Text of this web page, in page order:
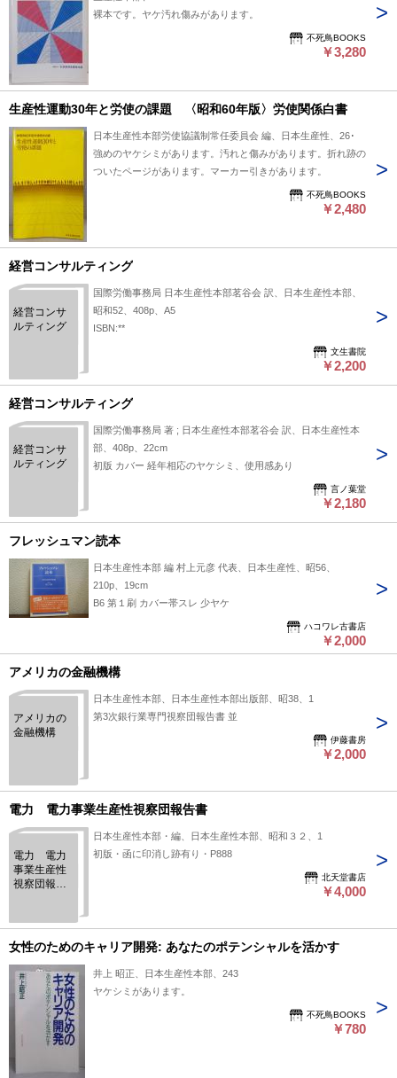
裸本です。ヤケ汚れ傷みがあります。
不死鳥BOOKS
￥3,280
生産性運動30年と労使の課題 〈昭和60年版〉労使関係白書
日本生産性本部労使協議制常任委員会 編、日本生産性、267
強めのヤケシミがあります。汚れと傷みがあります。折れ跡の
ついたページがあります。マーカー引きがあります。
不死鳥BOOKS
￥2,480
経営コンサルティング
経営コンサ
ルティング
国際労働事務局 日本生産性本部茗谷会 訳、日本生産性本部、
昭和52、408p、A5
ISBN:**
文生書院
￥2,200
経営コンサルティング
経営コンサ
ルティング
国際労働事務局 著 ; 日本生産性本部茗谷会 訳、日本生産性本
部、408p、22cm
初版 カバー 経年相応のヤケシミ、使用感あり
言ノ葉堂
￥2,180
フレッシュマン読本
日本生産性本部 編 村上元彦 代表、日本生産性、昭56、
210p、19cm
B6 第１刷 カバー帯スレ 少ヤケ
ハコワレ古書店
￥2,000
アメリカの金融機構
アメリカの
金融機構
日本生産性本部、日本生産性本部出版部、昭38、1
第3次銀行業専門視察団報告書 並
伊藤書房
￥2,000
電力 電力事業生産性視察団報告書
電力 電力
事業生産性
視察団報告
日本生産性本部・編、日本生産性本部、昭和３２、1
初版・函に印消し跡有り・P888
北天堂書店
￥4,000
女性のためのキャリア開発: あなたのポテンシャルを活かす
井上 昭正、日本生産性本部、243
ヤケシミがあります。
不死鳥BOOKS
￥780